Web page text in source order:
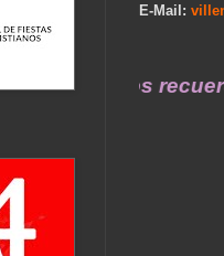
E-Mail:
recuerdos de